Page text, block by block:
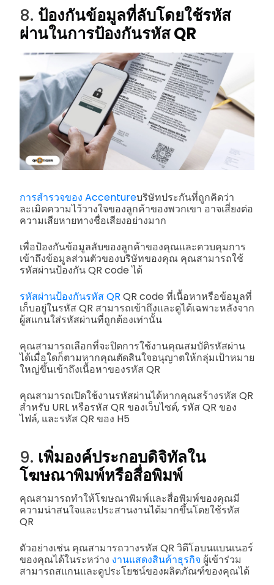
8. ป้องกันข้อมูลที่ลับโดยใช้รหัส
ผ่านในการป้องกันรหัส QR
การสำรวจของ Accentureบริษัทประกันที่ถูกคิดว่า
ละเมิดความไว้วางใจของลูกค้าของพวกเขา อาจเสี่ยงต่อ
ความเสียหายทางชื่อเสียงอย่างมาก
เพื่อป้องกันข้อมูลลับของลูกค้าของคุณและควบคุมการ
เข้าถึงข้อมูลส่วนตัวของบริษัทของคุณ คุณสามารถใช้
รหัสผ่านป้องกัน QR code ได้
รหัสผ่านป้องกันรหัส QR QR code ที่เนื้อหาหรือข้อมูลที่
เก็บอยู่ในรหัส QR สามารถเข้าถึงและดูได้เฉพาะหลังจาก
ผู้สแกนใส่รหัสผ่านที่ถูกต้องเท่านั้น
คุณสามารถเลือกที่จะปิดการใช้งานคุณสมบัติรหัสผ่าน
ได้เมื่อใดก็ตามหากคุณตัดสินใจอนุญาตให้กลุ่มเป้าหมาย
ใหญ่ขึ้นเข้าถึงเนื้อหาของรหัส QR
คุณสามารถเปิดใช้งานรหัสผ่านได้หากคุณสร้างรหัส QR
สำหรับ URL หรือรหัส QR ของเว็บไซต์, รหัส QR ของ
ไฟล์, และรหัส QR ของ H5
9. เพิ่มองค์ประกอบดิจิทัลใน
โฆษณาพิมพ์หรือสื่อพิมพ์
คุณสามารถทำให้โฆษณาพิมพ์และสื่อพิมพ์ของคุณมี
ความน่าสนใจและประสานงานได้มากขึ้นโดยใช้รหัส
QR
ตัวอย่างเช่น คุณสามารถวางรหัส QR วิดีโอบนแบนเนอร์
ของคุณได้ในระหว่าง งานแสดงสินค้าธุรกิจ ผู้เข้าร่วม
สามารถสแกนและดูประโยชน์ของผลิตภัณฑ์ของคุณได้